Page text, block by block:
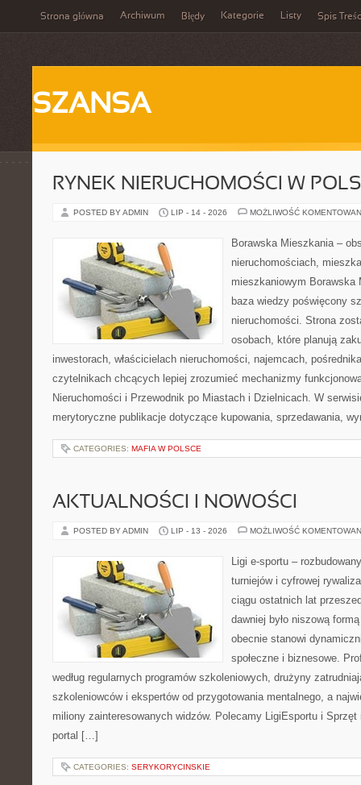
Strona główna Archiwum Błędy Kategorie Listy Spis
SZANSA
RYNEK NIERUCHOMOŚCI W
POSTED BY ADMIN LIP - 14 - 2026 MOŻLIWOŚĆ
Borawska Mieszkania –
nieruchomościach,
mieszkaniowym Borawska
baza wiedzy poświęcony
nieruchomości. Strona
osobach, które planują
inwestorach, właścicielach nieruchomości, najemcach,
czytelnikach chcących lepiej zrozumieć mechanizmy
Nieruchomości i Przewodnik po Miastach i Dzielnicach. W
merytoryczne publikacje dotyczące kupowania, sprzedawania,
CATEGORIES: MAFIA W POLSCE
AKTUALNOŚCI I NOWOŚCI
POSTED BY ADMIN LIP - 13 - 2026 MOŻLIWOŚĆ
Ligi e-sportu –
turniejów i cyfrowej
ciągu ostatnich lat
dawniej było niszową
obecnie stanowi
społeczne i biznesowe.
według regularnych programów szkoleniowych, drużyny
szkoleniowców i ekspertów od przygotowania mentalnego, a
miliony zainteresowanych widzów. Polecamy LigiEsportu i
portal […]
CATEGORIES: SERYKORYCINSKIE